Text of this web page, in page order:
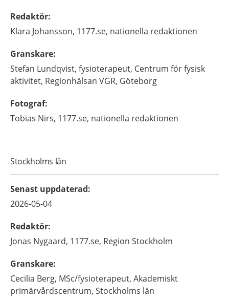
Redaktör:
Klara Johansson, 1177.se, nationella redaktionen
Granskare:
Stefan Lundqvist, fysioterapeut, Centrum för fysisk
aktivitet, Regionhälsan VGR, Göteborg
Fotograf:
Tobias Nirs, 1177.se, nationella redaktionen
Stockholms län
Senast uppdaterad:
2026-05-04
Redaktör:
Jonas Nygaard, 1177.se, Region Stockholm
Granskare:
Cecilia Berg, MSc/fysioterapeut, Akademiskt
primärvårdscentrum, Stockholms län